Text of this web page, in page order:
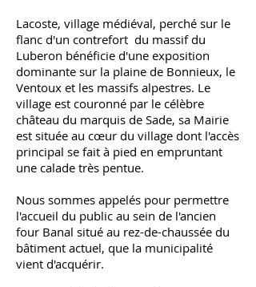
Lacoste, village médiéval, perché sur le
flanc d'un contrefort du massif du
Luberon bénéficie d'une exposition
dominante sur la plaine de Bonnieux, le
Ventoux et les massifs alpestres. Le
village est couronné par le célèbre
château du marquis de Sade, sa Mairie
est située au cœur du village dont l'accès
principal se fait à pied en empruntant
une calade très pentue.
Nous sommes appelés pour permettre
l'accueil du public au sein de l'ancien
four Banal situé au rez-de-chaussée du
bâtiment actuel, que la municipalité
vient d'acquérir.